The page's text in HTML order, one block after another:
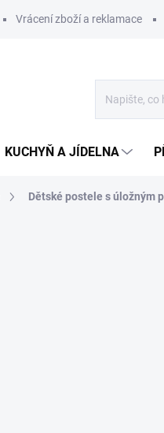
Vrácení zboží a reklamace
KUCHYŇ A JÍDELNA
Dětské postele s úložným